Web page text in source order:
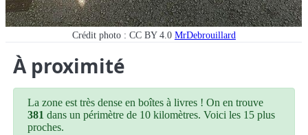
Crédit photo : CC BY 4.0 MrDebrouillard
À proximité
La zone est très dense en boîtes à livres ! On en trouve
381 dans un périmètre de 10 kilomètres. Voici les 15 plus
proches.